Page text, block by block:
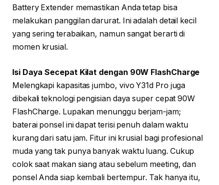
Battery Extender memastikan Anda tetap bisa
melakukan panggilan darurat. Ini adalah detail kecil
yang sering terabaikan, namun sangat berarti di
momen krusial.
Isi Daya Secepat Kilat dengan 90W FlashCharge
Melengkapi kapasitas jumbo, vivo Y31d Pro juga
dibekali teknologi pengisian daya super cepat 90W
FlashCharge. Lupakan menunggu berjam-jam;
baterai ponsel ini dapat terisi penuh dalam waktu
kurang dari satu jam. Fitur ini krusial bagi profesional
muda yang tak punya banyak waktu luang. Cukup
colok saat makan siang atau sebelum meeting, dan
ponsel Anda siap kembali bertempur. Tak hanya itu,